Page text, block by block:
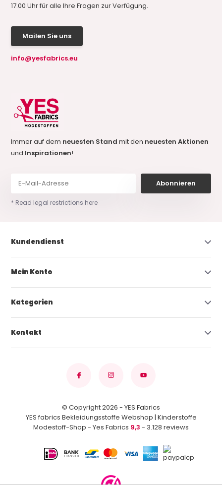
17.00 Uhr für alle Ihre Fragen zur Verfügung.
Mailen Sie uns
info@yesfabrics.eu
Immer auf dem neuesten Standmit den neuesten Aktionen
und Inspirationen!
Abonnieren
* Read legal restrictions here
Kundendienst
Mein Konto
Kategorien
Kontakt
© Copyright 2026 - YES Fabrics
YES fabrics Bekleidungsstoffe Webshop | Kinderstoffe
Modestoff-Shop - Yes Fabrics 9,3 - 3.128 reviews